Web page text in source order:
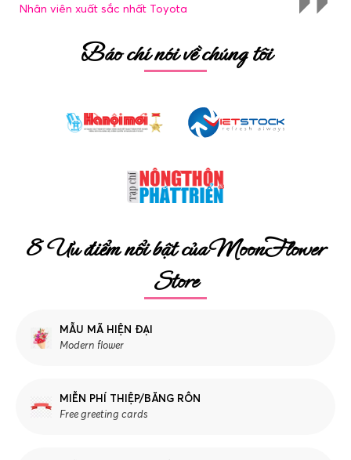
Nhân viên xuất sắc nhất Toyota
Báo chí nói về chúng tôi
8 Ưu điểm nổi bật của MoonFlower
Store
MẪU MÃ HIỆN ĐẠI
Modern flower
MIỄN PHÍ THIỆP/BĂNG RÔN
Free greeting cards